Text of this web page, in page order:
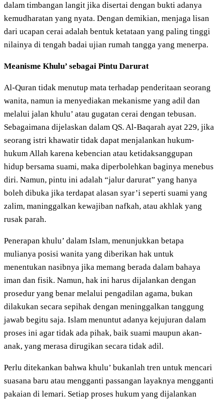
dalam timbangan langit jika disertai dengan bukti adanya
kemudharatan yang nyata. Dengan demikian, menjaga lisan
dari ucapan cerai adalah bentuk ketataan yang paling tinggi
nilainya di tengah badai ujian rumah tangga yang menerpa.
Meanisme Khulu’ sebagai Pintu Darurat
Al-Quran tidak menutup mata terhadap penderitaan seorang
wanita, namun ia menyediakan mekanisme yang adil dan
melalui jalan khulu’ atau gugatan cerai dengan tebusan.
Sebagaimana dijelaskan dalam QS. Al-Baqarah ayat 229, jika
seorang istri khawatir tidak dapat menjalankan hukum-
hukum Allah karena kebencian atau ketidaksanggupan
hidup bersama suami, maka diperbolehkan baginya menebus
diri. Namun, pintu ini adalah “jalur darurat” yang hanya
boleh dibuka jika terdapat alasan syar’i seperti suami yang
zalim, maninggalkan kewajiban nafkah, atau akhlak yang
rusak parah.
Penerapan khulu’ dalam Islam, menunjukkan betapa
mulianya posisi wanita yang diberikan hak untuk
menentukan nasibnya jika memang berada dalam bahaya
iman dan fisik. Namun, hak ini harus dijalankan dengan
prosedur yang benar melalui pengadilan agama, bukan
dilakukan secara sepihak dengan meninggalkan tanggung
jawab begitu saja. Islam menuntut adanya kejujuran dalam
proses ini agar tidak ada pihak, baik suami maupun akan-
anak, yang merasa dirugikan secara tidak adil.
Perlu ditekankan bahwa khulu’ bukanlah tren untuk mencari
suasana baru atau mengganti passangan layaknya mengganti
pakaian di lemari. Setiap proses hukum yang dijalankan